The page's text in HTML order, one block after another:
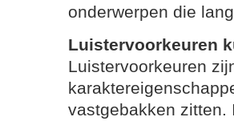
onderwerpen die
Luistervoorkeuren
Luistervoorkeuren
vastgebakken zitten.